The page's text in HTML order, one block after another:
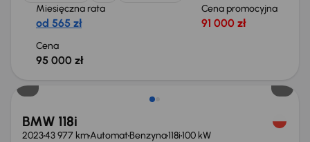
Miesięczna rata
od 565 zł
Cena promocyjna
91 000 zł
Cena
95 000 zł
Możliwość odliczenia VAT
BMW 118i
202343 977 kmAutomatBenzyna118i100 kW